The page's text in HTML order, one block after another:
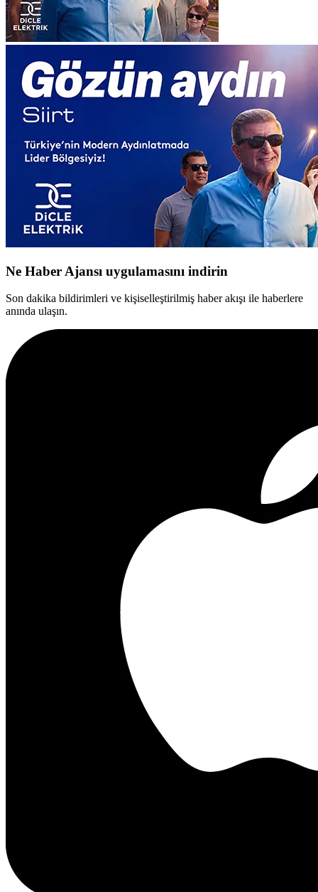
Ne Haber Ajansı uygulamasını indirin
Son dakika bildirimleri ve kişiselleştirilmiş haber akışı ile haberlere
anında ulaşın.